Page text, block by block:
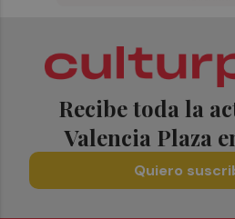
Recibe toda la
Valencia Plaza
Quiero